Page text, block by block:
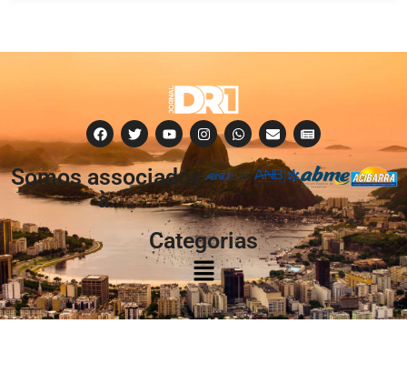
Somos associados
à:
Categorias